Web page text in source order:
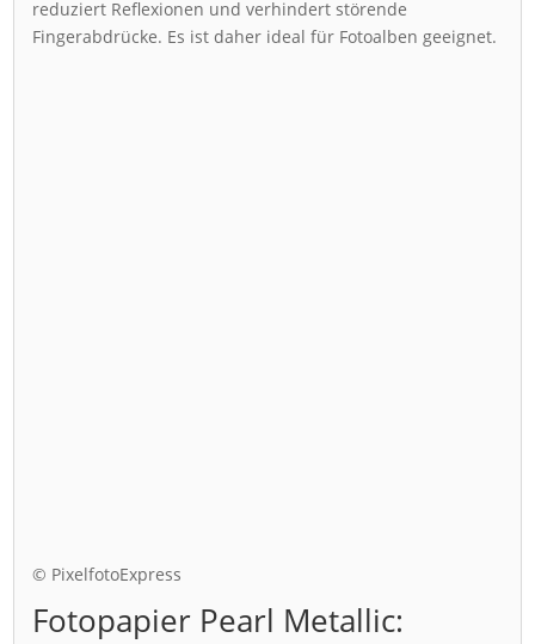
reduziert Reflexionen und verhindert störende
Fingerabdrücke. Es ist daher ideal für Fotoalben geeignet.
© PixelfotoExpress
Fotopapier Pearl Metallic: